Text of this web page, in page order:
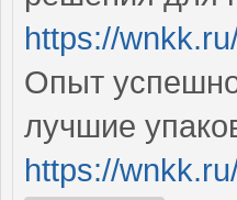
https://
Опыт
лучшие
https://